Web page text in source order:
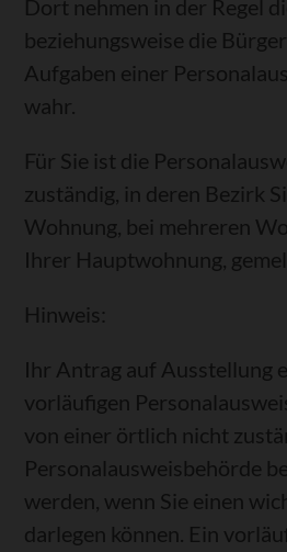
Dort nehmen in der Regel
beziehungsweise die
Aufgaben einer
wahr.
Für Sie ist die
zuständig, in deren Bezirk
Wohnung, bei mehreren
Ihrer Hauptwohnung,
Hinweis:
Ihr Antrag auf Ausstellung
vorläufigen
von einer örtlich nicht
Personalausweisbehörde
werden, wenn Sie einen
darlegen können. Ein